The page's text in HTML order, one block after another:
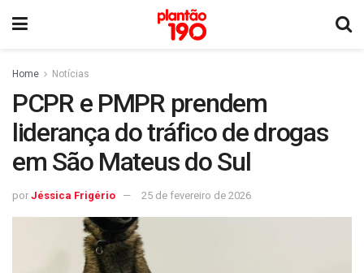
Home Notícias
PCPR e PMPR prendem
liderança do tráfico de drogas
em São Mateus do Sul
por Jéssica Frigério 25 de fevereiro de 2026